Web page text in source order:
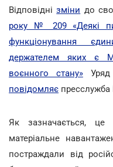
Відповіднізміни до
року № 209 «Деякі
функціонування
держателем яких є
воєнного стану»Уряд
повідомляє пресслужба
Як зазначається, це
матеріальне
постраждали від